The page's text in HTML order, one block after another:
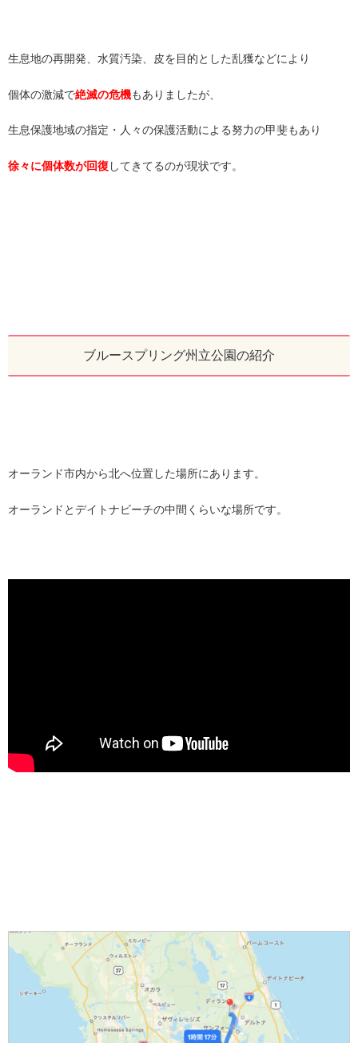
生息地の再開発、水質汚染、皮を目的とした乱獲などにより
個体の激減で絶滅の危機もありましたが、
生息保護地域の指定・人々の保護活動による努力の甲斐もあり
徐々に個体数が回復 してきてるのが現状です。
ブルースプリング州立公園の紹介
オーランド市内から北へ位置した場所にあります。
オーランドとデイトナビーチの中間くらいな場所です。